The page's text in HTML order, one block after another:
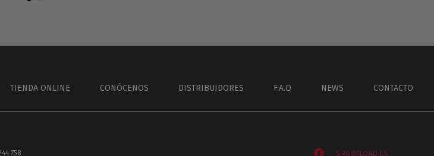
TIENDA ONLINE CONÓCENOS DISTRIBUIDORES F.A.Q NEWS CONTACTO
758 SPARKLOAD.ES